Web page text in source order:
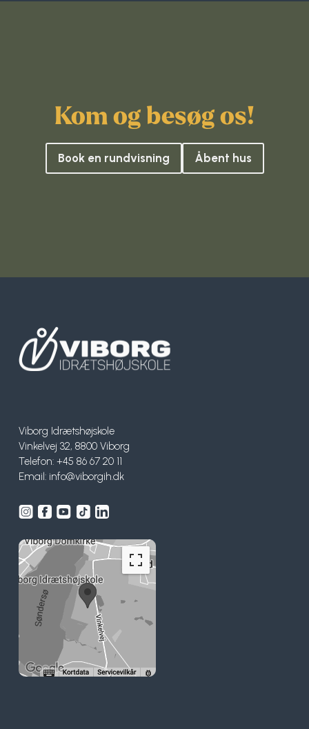
Kom og besøg os!
Book en rundvisning Åbent hus
Viborg Idrætshøjskole
Vinkelvej 32, 8800 Viborg
Telefon: +45 86 67 20 11
Email: info@viborgih.dk